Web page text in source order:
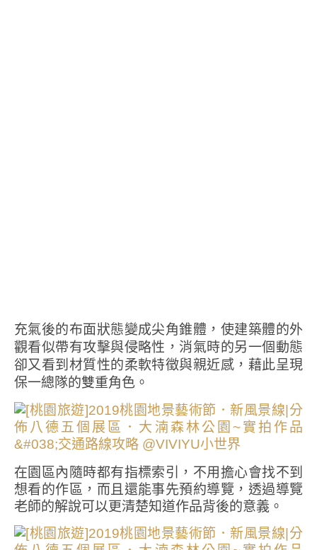
充氣後的布面狀態變成尖角錐體，使建築體的外
觀看似帶有攻擊與侵略性，消氣時的另一個動態
卻又看到材質性的柔軟特徵與親近感，藉此呈現
保一總隊的雙重角色。
在園區內隨時都有指標索引，不用擔心會找不到
想看的作區，而且還能事先預約導覽，透過導覽
老師的解說可以更清楚知道作品背後的意義。